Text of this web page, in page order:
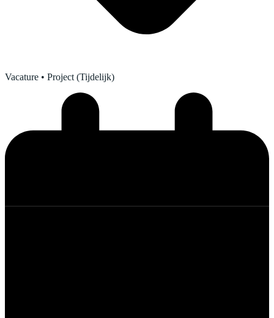
Vacature • Project (Tijdelijk)